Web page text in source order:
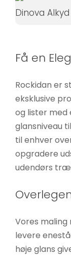
Dinova
Få en
Rockidan er
eksklusive
og lister med
glansniveau
til enhver
opgradere
udendørs
Vores maling
levere
høje glans
Ved at
adfærd,
besøger
vores side,
øger du
chancen
for at se
personligt
tilpasset
tilbud.